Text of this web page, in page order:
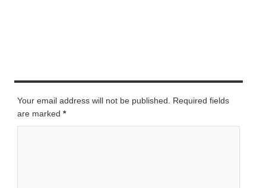
Your email address will not be published. Required fields
are marked *